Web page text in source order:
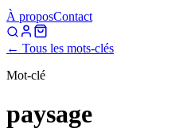
À proposContact
← Tous les mots-clés
Mot-clé
paysage